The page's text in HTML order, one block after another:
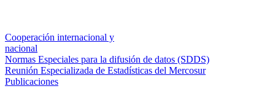
Cooperación internacional y
nacional
Normas Especiales para la difusión de datos (SDDS)
Reunión Especializada de Estadísticas del Mercosur
Publicaciones